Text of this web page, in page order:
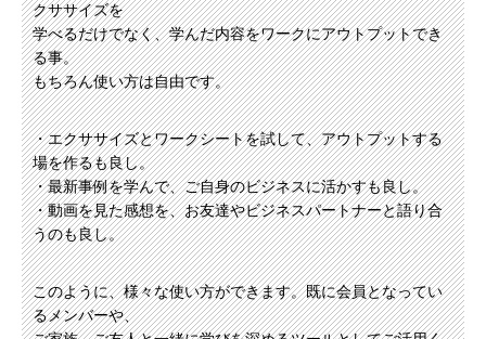
クササイズを
学べるだけでなく、学んだ内容をワークにアウトプットでき
る事。
もちろん使い方は自由です。
・エクササイズとワークシートを試して、アウトプットする
場を作るも良し。
・最新事例を学んで、ご自身のビジネスに活かすも良し。
・動画を見た感想を、お友達やビジネスパートナーと語り合
うのも良し。
このように、様々な使い方ができます。既に会員となってい
るメンバーや、